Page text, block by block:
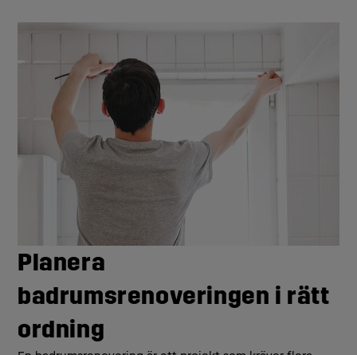
Planera
badrumsrenoveringen i rätt
ordning